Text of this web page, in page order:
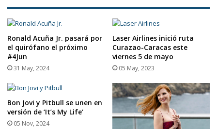
Ronald Acuña Jr. pasará por
el quirófano el próximo
#4Jun
31 May, 2024
Laser Airlines inició ruta
Curazao-Caracas este
viernes 5 de mayo
05 May, 2023
Bon Jovi y Pitbull se unen en
versión de ‘It’s My Life’
05 Nov, 2024